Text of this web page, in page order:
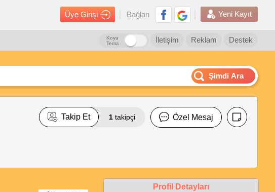
Üye Girişi Bağlan Yeni Kayıt
Destek
Reklam
İletişim
Koyu
Tema
Şimdi Ara
Takip Et 1 takipçi Özel Mesaj
Profil Detayları